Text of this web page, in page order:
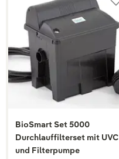
BioSmart Set 5000
Durchlauffilterset mit UVC
und Filterpumpe